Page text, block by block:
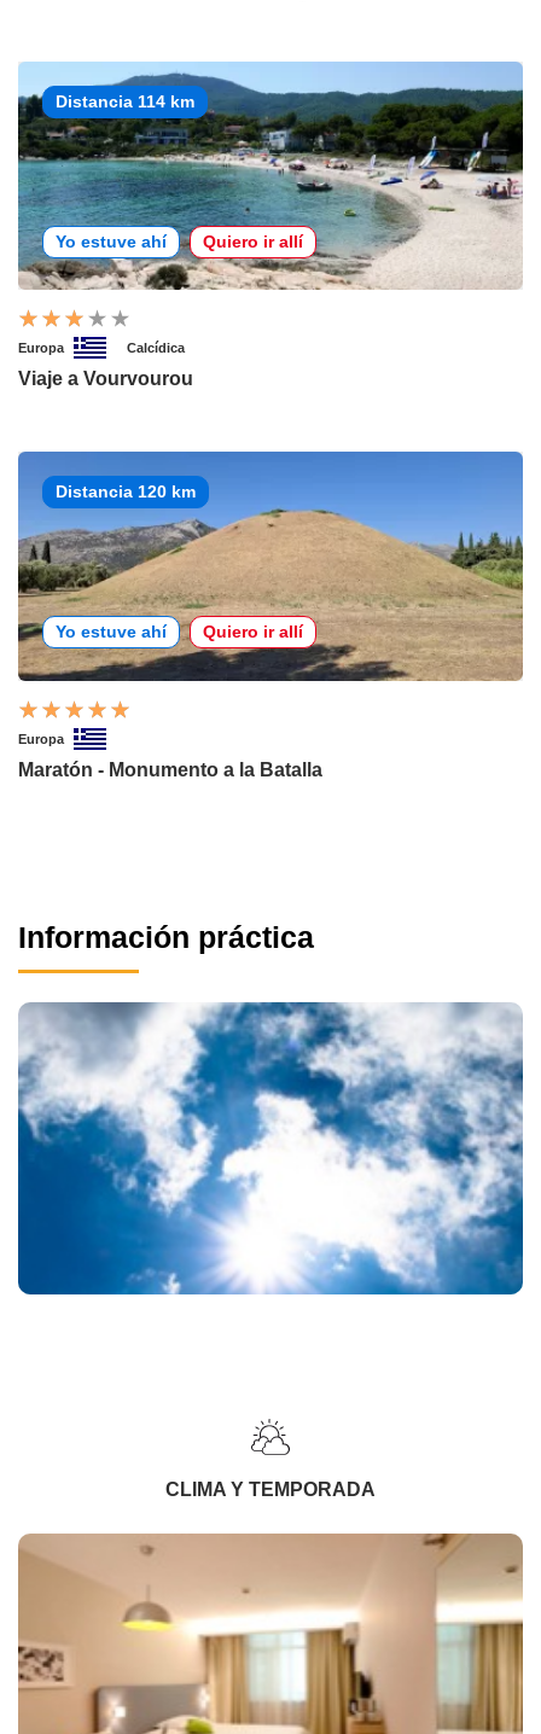
Distancia 114 km
Yo estuve ahí Quiero ir allí
Europa Calcídica
Viaje a Vourvourou
Distancia 120 km
Yo estuve ahí Quiero ir allí
Europa
Maratón - Monumento a la Batalla
Información práctica
CLIMA Y TEMPORADA